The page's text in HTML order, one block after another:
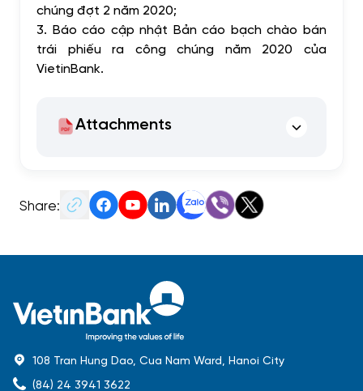
chúng đợt 2 năm 2020;
3. Báo cáo cập nhật Bản cáo bạch chào bán
trái phiếu ra công chúng năm 2020 của
VietinBank.
Attachments
Share:
108 Tran Hung Dao, Cua Nam Ward, Hanoi City
(84) 24 3941 3622